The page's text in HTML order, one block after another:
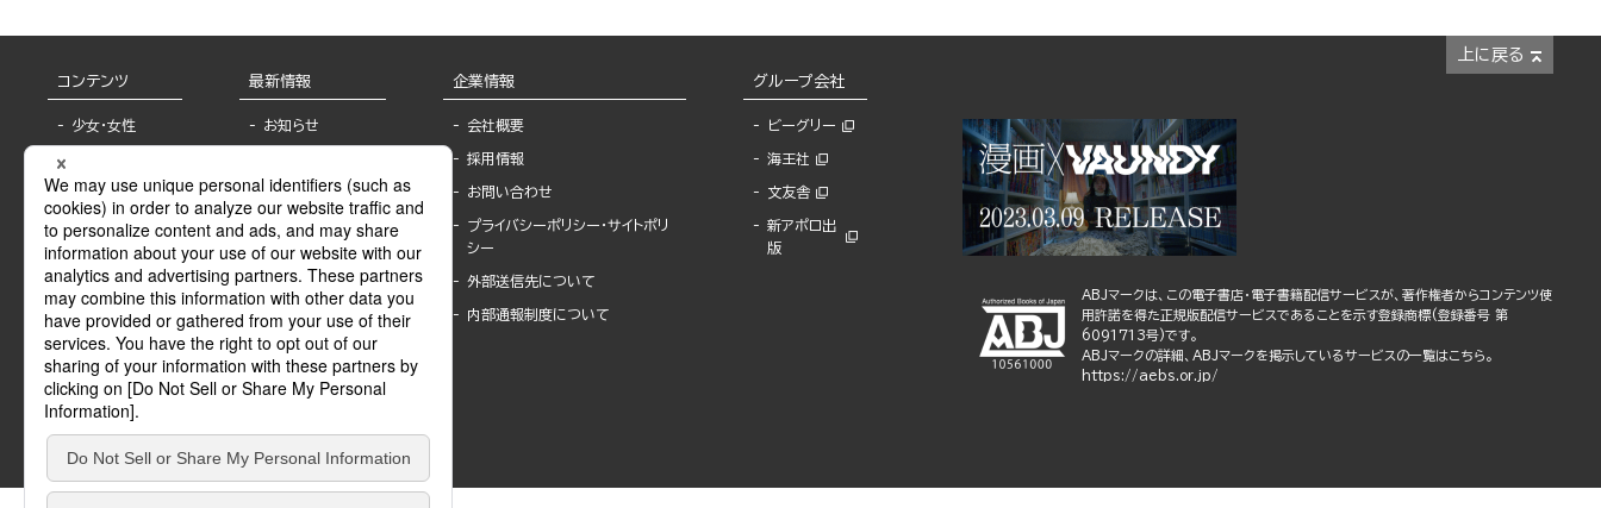
上に戻る
コンテンツ
少女・女性
BL
ライトノベル
青年・一般
グラビア・写真
モーター誌
SPECIAL
Sublicense
最新情報
お知らせ
報
書店様へ
海外ライセンシー
公式SNSアカウ
ント
作家一覧
Keyword list
Author list
企業情報
会社概要
採用情報
お問い合わせ
プライバシーポリシー・サイトポリ
シー
外部送信先について
内部通報制度について
グループ会社
ビーグリー
海王社
文友舎
新アポロ出
版
ABJマークは、この電子書店・電子書籍配信サービスが、著作権者からコンテンツ使
用許諾を得た正規版配信サービスであることを示す登録商標(登録番号 第
6091713号)です。
ABJマークの詳細、ABJマークを掲示しているサービスの一覧はこちら。
https://aebs.or.jp/